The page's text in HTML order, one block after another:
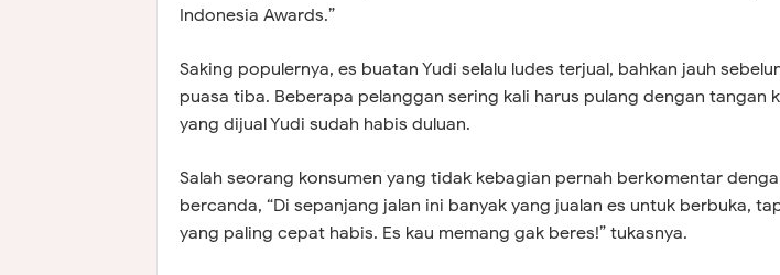
Indonesia Awards.”
Saking populernya, es buatan Yudi selalu ludes terjual, bahkan jauh
puasa tiba. Beberapa pelanggan sering kali harus pulang dengan tangan
yang dijual Yudi sudah habis duluan.
Salah seorang konsumen yang tidak kebagian pernah berkomentar
bercanda, “Di sepanjang jalan ini banyak yang jualan es untuk berbuka,
yang paling cepat habis. Es kau memang gak beres!” tukasnya.